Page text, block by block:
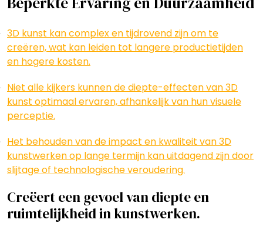
3D kunst kan complex en tijdrovend zijn om te
creëren, wat kan leiden tot langere productietijden
en hogere kosten.
Niet alle kijkers kunnen de diepte-effecten van 3D
kunst optimaal ervaren, afhankelijk van hun visuele
perceptie.
Het behouden van de impact en kwaliteit van 3D
kunstwerken op lange termijn kan uitdagend zijn door
slijtage of technologische veroudering.
Creëert een gevoel van diepte en
ruimtelijkheid in kunstwerken.